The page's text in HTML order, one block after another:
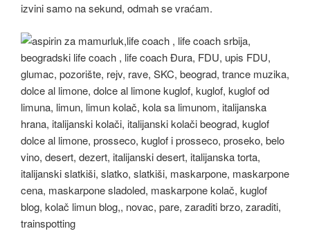
izvini samo na sekund, odmah se vraćam.